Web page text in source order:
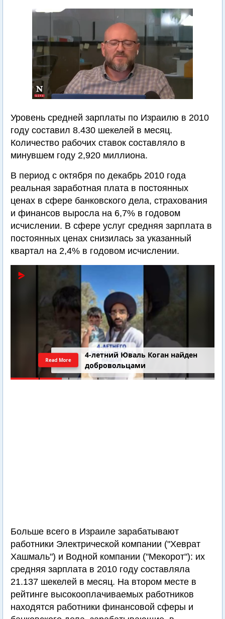
Уровень средней зарплаты по Израилю в 2010
году составил 8.430 шекелей в месяц.
Количество рабочих ставок составляло в
минувшем году 2,920 миллиона.
В период с октября по декабрь 2010 года
реальная заработная плата в постоянных
ценах в сфере банковского дела, страхования
и финансов выросла на 6,7% в годовом
исчислении. В сфере услуг средняя зарплата в
постоянных ценах снизилась за указанный
квартал на 2,4% в годовом исчислении.
4-летний Юваль Коган найден
добровольцами
Read More
Больше всего в Израиле зарабатывают
работники Электрической компании ("Хеврат
Хашмаль") и Водной компании ("Мекорот"): их
средняя зарплата в 2010 году составляла
21.137 шекелей в месяц. На втором месте в
рейтинге высокооплачиваемых работников
находятся работники финансовой сферы и